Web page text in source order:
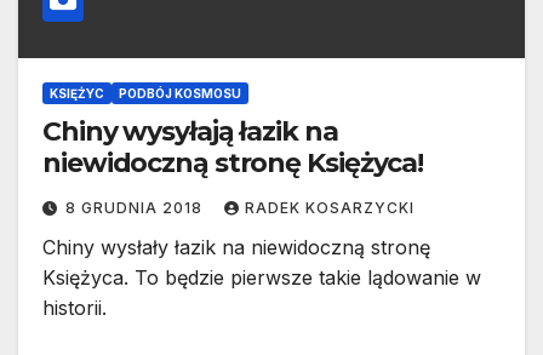
KSIĘŻYC PODBÓJ KOSMOSU
Chiny wysyłają łazik na
niewidoczną stronę Księżyca!
8 GRUDNIA 2018 RADEK KOSARZYCKI
Chiny wysłały łazik na niewidoczną stronę
Księżyca. To będzie pierwsze takie lądowanie w
historii.